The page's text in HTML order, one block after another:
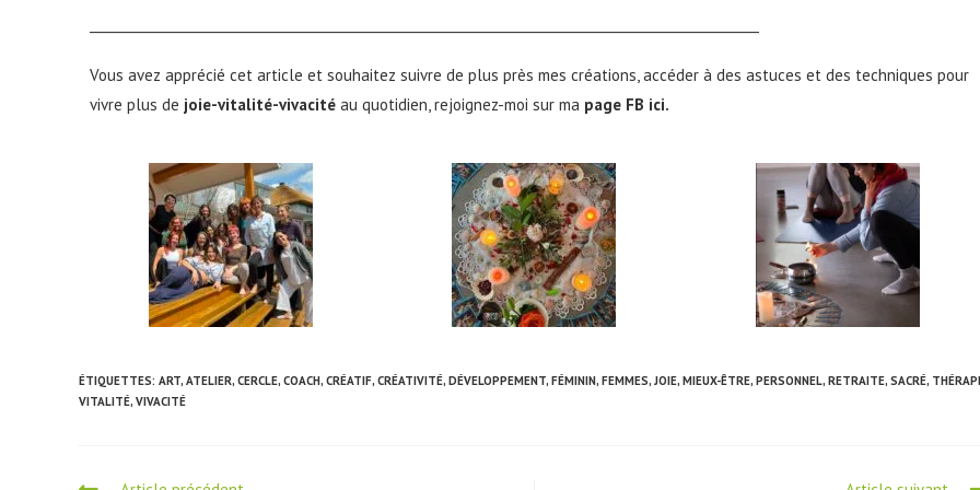
Vous avez apprécié cet article et souhaitez suivre de plus près mes créations, accéder à des astuces et des techniques pour
vivre plus de joie-vitalité-vivacité au quotidien, rejoignez-moi sur ma page FB ici.
ÉTIQUETTES: ART, ATELIER, CERCLE, COACH, CRÉATIF, CRÉATIVITÉ, DÉVELOPPEMENT, FÉMININ, FEMMES, JOIE, MIEUX-ÊTRE, PERSONNEL, RETRAITE, SACRÉ,
VITALITÉ, VIVACITÉ